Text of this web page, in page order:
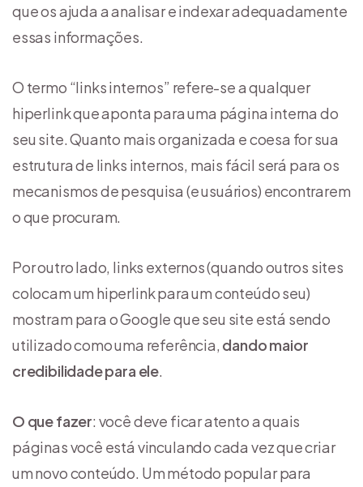
que os ajuda a analisar e indexar adequadamente
essas informações.
O termo “links internos” refere-se a qualquer
hiperlink que aponta para uma página interna do
seu site. Quanto mais organizada e coesa for sua
estrutura de links internos, mais fácil será para os
mecanismos de pesquisa (e usuários) encontrarem
o que procuram.
Por outro lado, links externos (quando outros sites
colocam um hiperlink para um conteúdo seu)
mostram para o Google que seu site está sendo
utilizado como uma referência, dando maior
credibilidade para ele.
O que fazer: você deve ficar atento a quais
páginas você está vinculando cada vez que criar
um novo conteúdo. Um método popular para